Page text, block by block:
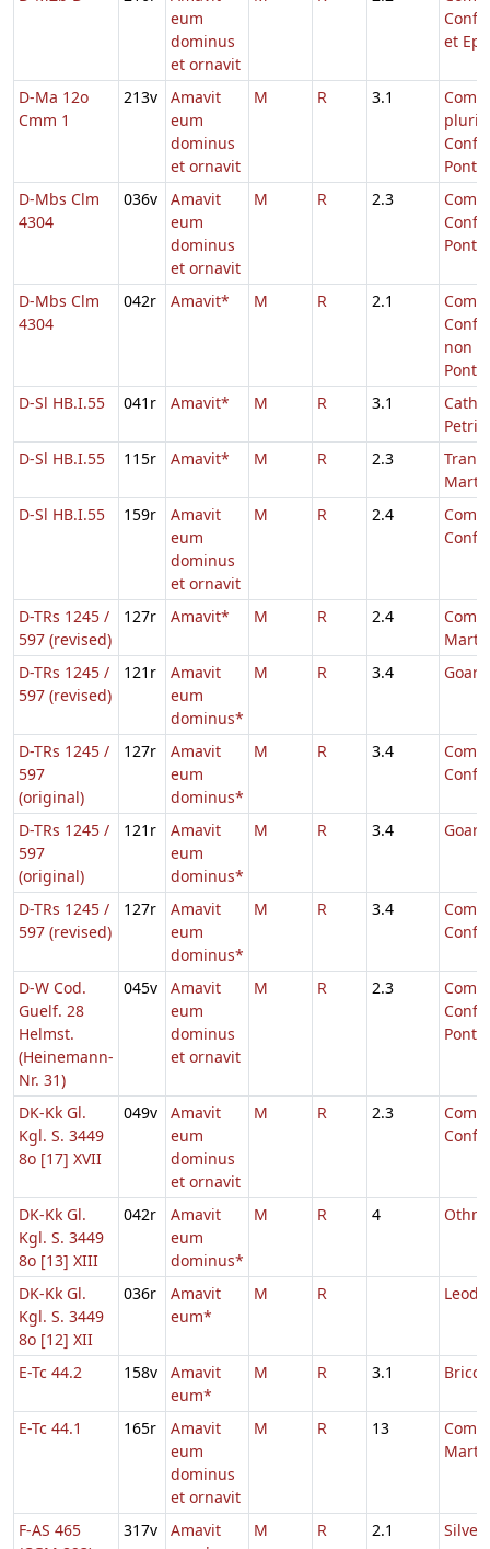
eum
dominus
et ornavit
et
D-Ma 12o
Cmm 1
213v
Amavit
eum
dominus
et ornavit
M R 3.1
D-Mbs Clm
4304
036v
Amavit
eum
dominus
et ornavit
M R 2.3
D-Mbs Clm
4304
042r Amavit* M R 2.1
non
D-Sl HB.I.55
041r Amavit* M R 3.1
Petri
D-Sl HB.I.55
115r Amavit* M R 2.3
D-Sl HB.I.55
159r
Amavit
eum
dominus
et ornavit
M R 2.4
D-TRs 1245 /
597 (revised)
127r Amavit* M R 2.4
D-TRs 1245 /
597 (revised)
121r
Amavit
eum
dominus*
M R 3.4 Goaris
D-TRs 1245 /
597
(original)
127r
Amavit
eum
dominus*
M R 3.4
D-TRs 1245 /
597
(original)
121r
Amavit
eum
dominus*
M R 3.4 Goaris
D-TRs 1245 /
597 (revised)
127r
Amavit
eum
dominus*
M R 3.4
D-W Cod.
Guelf. 28
Helmst.
(Heinemann-
Nr. 31)
045v
Amavit
eum
dominus
et ornavit
M R 2.3
DK-Kk Gl.
Kgl. S. 3449
8o [17] XVII
049v
Amavit
eum
dominus
et ornavit
M R 2.3
DK-Kk Gl.
Kgl. S. 3449
8o [13] XIII
042r
Amavit
eum
dominus*
M R 4
DK-Kk Gl.
Kgl. S. 3449
8o [12] XII
036r
Amavit
eum*
M R
E-Tc 44.2 158v
Amavit
eum*
M R 3.1 Briccii
E-Tc 44.1 165r
Amavit
eum
dominus
et ornavit
M R 13
F-AS 465
317v
Amavit
M R 2.1